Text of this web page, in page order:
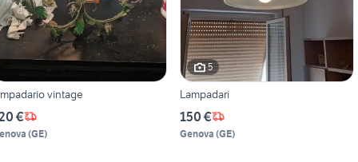
vintage
€
(GE)
5
Lampadari
150 €
Genova (GE)